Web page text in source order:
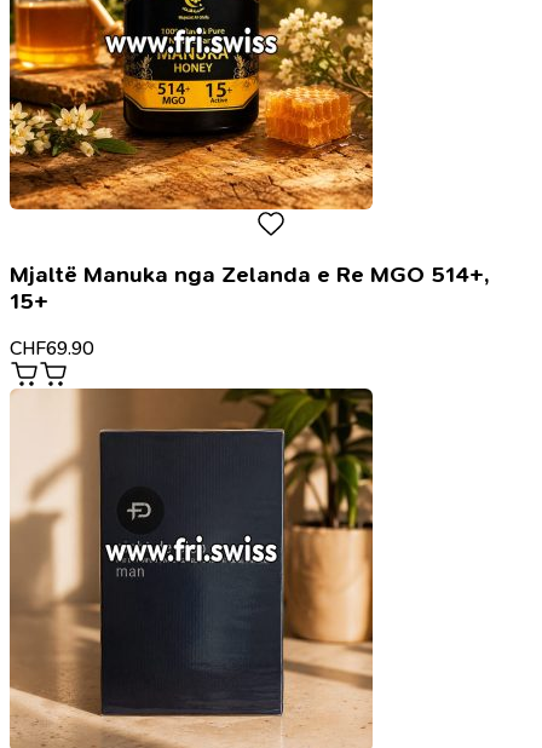
Mjaltë Manuka nga Zelanda e Re MGO 514+,
15+
CHF69.90